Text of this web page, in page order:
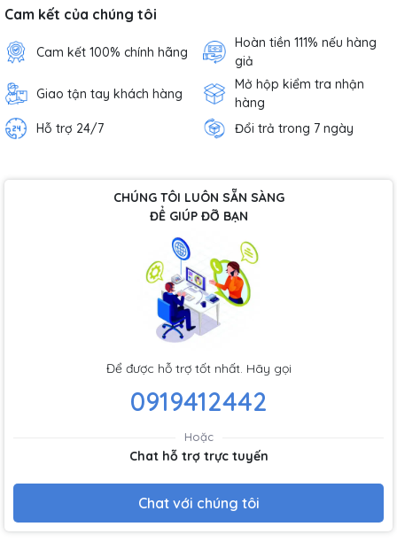
Cam kết của chúng tôi
Cam kết 100% chính hãng
Hoàn tiền 111% nếu hàng
giả
Giao tận tay khách hàng
Mở hộp kiểm tra nhận
hàng
Hỗ trợ 24/7
Đổi trả trong 7 ngày
CHÚNG TÔI LUÔN SẴN SÀNG
ĐỂ GIÚP ĐỠ BẠN
Để được hỗ trợ tốt nhất. Hãy gọi
0919412442
Hoặc
Chat hỗ trợ trực tuyến
Chat với chúng tôi